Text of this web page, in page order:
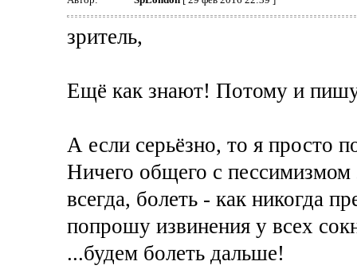
зритель,
Ещё как знают! Потому и
А если серьёзно, то я просто
Ничего общего с пессимизмом
всегда, болеть - как никогда
попрошу извинения у всех
...будем болеть дальше!